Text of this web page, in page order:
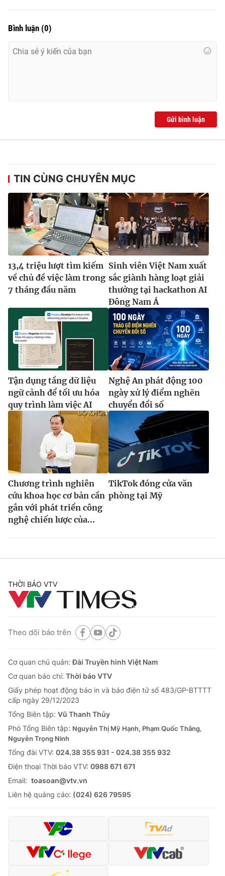
Bình luận (0)
Gửi bình luận
TIN CÙNG CHUYÊN MỤC
13,4 triệu lượt tìm kiếm
về chủ đề việc làm trong
7 tháng đầu năm
Sinh viên Việt Nam xuất
sắc giành hàng loạt giải
thưởng tại hackathon AI
Đông Nam Á
Tận dụng tầng dữ liệu
ngữ cảnh để tối ưu hóa
quy trình làm việc AI
Nghệ An phát động 100
ngày xử lý điểm nghẽn
chuyển đổi số
Chương trình nghiên
cứu khoa học cơ bản cần
gắn với phát triển công
nghệ chiến lược của...
TikTok đóng cửa văn
phòng tại Mỹ
THỜI BÁO VTV
Theo dõi báo trên
Cơ quan chủ quản:Đài Truyền hình Việt Nam
Cơ quan báo chí: Thời báo VTV
Giấy phép hoạt động báo in và báo điện tử số 483/GP-BTTTT
cấp ngày 29/12/2023
Tổng Biên tập: Vũ Thanh Thủy
Phó Tổng Biên tập: Nguyễn Thị Mỹ Hạnh, Phạm Quốc Thắng,
Nguyễn Trọng Ninh
Tổng đài VTV: 024.38 355 931 - 024.38 355 932
Ðiện thoại Thời báo VTV: 0988 671 671
Email: toasoan@vtv.vn
Liên hệ quảng cáo: (024) 626 79595